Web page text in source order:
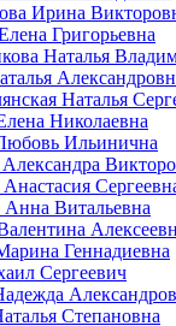
Ирина
Григорьевна
Наталья
Наталья
Николаевна
Ильинична
Анна Витальевна
Геннадиевна
Сергеевич
Степановна